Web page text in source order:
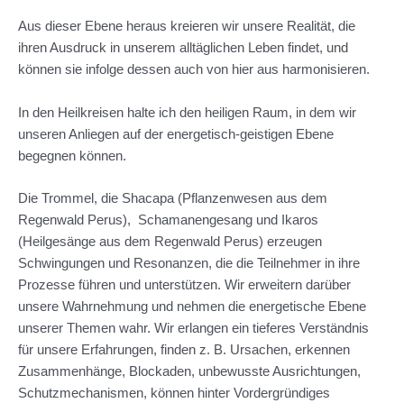
Aus dieser Ebene heraus kreieren wir unsere Realität, die
ihren Ausdruck in unserem alltäglichen Leben findet, und
können sie infolge dessen auch von hier aus harmonisieren.
In den Heilkreisen halte ich den heiligen Raum, in dem wir
unseren Anliegen auf der energetisch-geistigen Ebene
begegnen können.
Die Trommel, die Shacapa (Pflanzenwesen aus dem
Regenwald Perus), Schamanengesang und Ikaros
(Heilgesänge aus dem Regenwald Perus) erzeugen
Schwingungen und Resonanzen, die die Teilnehmer in ihre
Prozesse führen und unterstützen. Wir erweitern darüber
unsere Wahrnehmung und nehmen die energetische Ebene
unserer Themen wahr. Wir erlangen ein tieferes Verständnis
für unsere Erfahrungen, finden z. B. Ursachen, erkennen
Zusammenhänge, Blockaden, unbewusste Ausrichtungen,
Schutzmechanismen, können hinter Vordergründiges